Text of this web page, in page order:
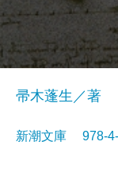
帚木蓬生／著
新潮文庫 978-